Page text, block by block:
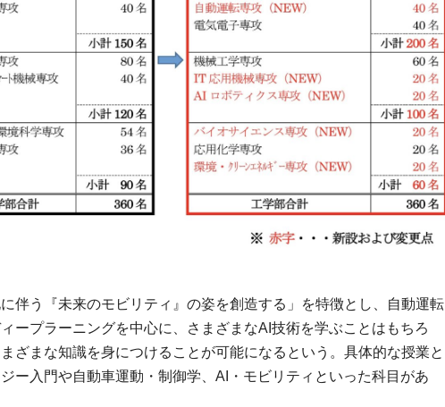
伴う『未来のモビリティ』の姿を創造する」を特徴とし、自動運転
ープラーニングを中心に、さまざまなAI技術を学ぶことはもちろ
ざまな知識を身につけることが可能になるという。具体的な授業と
ー入門や自動車運動・制御学、AI・モビリティといった科目があ